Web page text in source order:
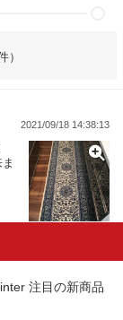
）
2021/09/18 14:38:13